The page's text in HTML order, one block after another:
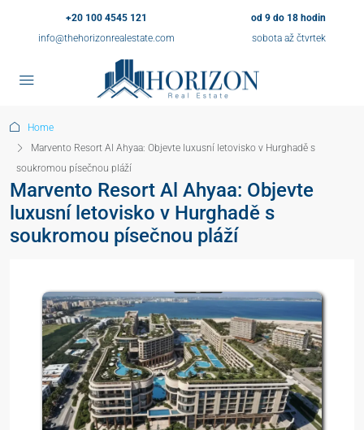
+20 100 4545 121
info@thehorizonrealestate.com
od 9 do 18 hodin
sobota až čtvrtek
Home
Marvento Resort Al Ahyaa: Objevte luxusní letovisko v Hurghadě s
soukromou písečnou pláží
Marvento Resort Al Ahyaa: Objevte
luxusní letovisko v Hurghadě s
soukromou písečnou pláží